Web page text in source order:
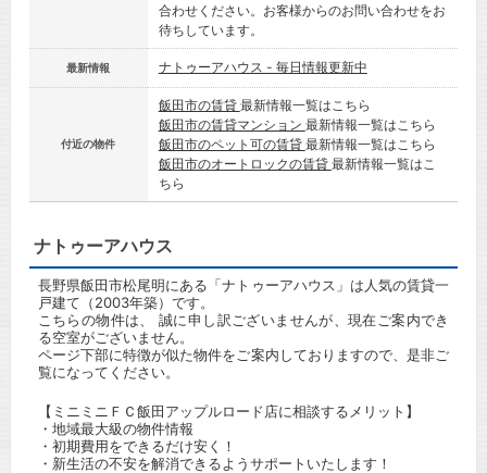
合わせください。お客様からのお問い合わせをお
待ちしています。
最新情報 ナトゥーアハウス - 毎日情報更新中
付近の物件
飯田市の賃貸 最新情報一覧はこちら
飯田市の賃貸マンション 最新情報一覧はこちら
飯田市のペット可の賃貸 最新情報一覧はこちら
飯田市のオートロックの賃貸 最新情報一覧はこ
ちら
ナトゥーアハウス
長野県飯田市松尾明にある「ナトゥーアハウス」は人気の賃貸一
戸建て（2003年築）です。
こちらの物件は、 誠に申し訳ございませんが、現在ご案内でき
る空室がございません。
ページ下部に特徴が似た物件をご案内しておりますので、是非ご
覧になってください。
【ミニミニＦＣ飯田アップルロード店に相談するメリット】
・地域最大級の物件情報
・初期費用をできるだけ安く！
・新生活の不安を解消できるようサポートいたします！